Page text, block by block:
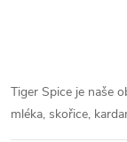
Tiger Spice je naše
mléka, skořice,